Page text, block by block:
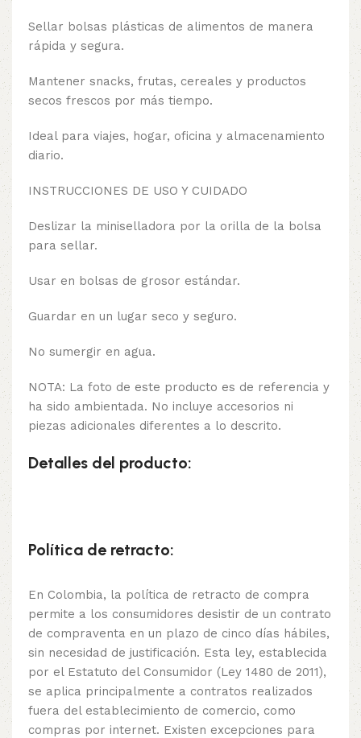
Sellar bolsas plásticas de alimentos de manera
rápida y segura.
Mantener snacks, frutas, cereales y productos
secos frescos por más tiempo.
Ideal para viajes, hogar, oficina y almacenamiento
diario.
INSTRUCCIONES DE USO Y CUIDADO
Deslizar la miniselladora por la orilla de la bolsa
para sellar.
Usar en bolsas de grosor estándar.
Guardar en un lugar seco y seguro.
No sumergir en agua.
NOTA: La foto de este producto es de referencia y
ha sido ambientada. No incluye accesorios ni
piezas adicionales diferentes a lo descrito.
Detalles del producto:
Política de retracto:
En Colombia, la política de retracto de compra
permite a los consumidores desistir de un contrato
de compraventa en un plazo de cinco días hábiles,
sin necesidad de justificación. Esta ley, establecida
por el Estatuto del Consumidor (Ley 1480 de 2011),
se aplica principalmente a contratos realizados
fuera del establecimiento de comercio, como
compras por internet. Existen excepciones para